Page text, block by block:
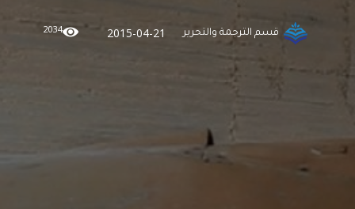
قسم الترجمة والتحرير 2015-04-21
2034